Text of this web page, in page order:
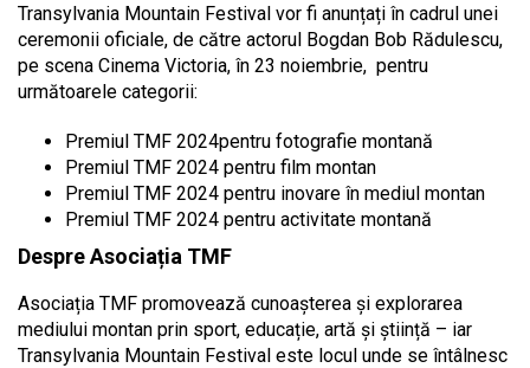
Transylvania Mountain Festival vor fi anunțați în cadrul unei
ceremonii oficiale, de către actorul Bogdan Bob Rădulescu,
pe scena Cinema Victoria, în 23 noiembrie, pentru
următoarele categorii:
Premiul TMF 2024pentru fotografie montană
Premiul TMF 2024 pentru film montan
Premiul TMF 2024 pentru inovare în mediul montan
Premiul TMF 2024 pentru activitate montană
Despre Asociația TMF
Asociația TMF promovează cunoașterea și explorarea
mediului montan prin sport, educație, artă și știință – iar
Transylvania Mountain Festival este locul unde se întâlnesc